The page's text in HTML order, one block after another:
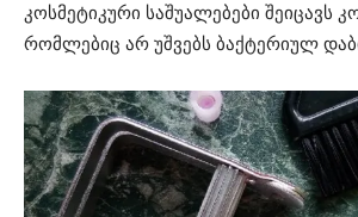
კოსმეტიკური საშუალებები შეიცავს
რომლებიც არ უშვებს ბაქტერიულ